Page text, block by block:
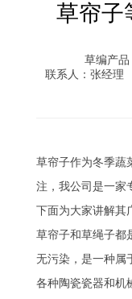
草帘子
草编产
联系人：张经理
草帘子作为冬季蔬
注，我公司是一家
下面为大家讲解其
草帘子和草绳子都
无污染，是一种属
各种陶瓷瓷器和机